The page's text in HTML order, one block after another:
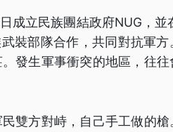
成立民族團結政府NUG，
裝部隊合作，共同對抗軍
發生軍事衝突的地區，往
雙方對峙，自己手工做的